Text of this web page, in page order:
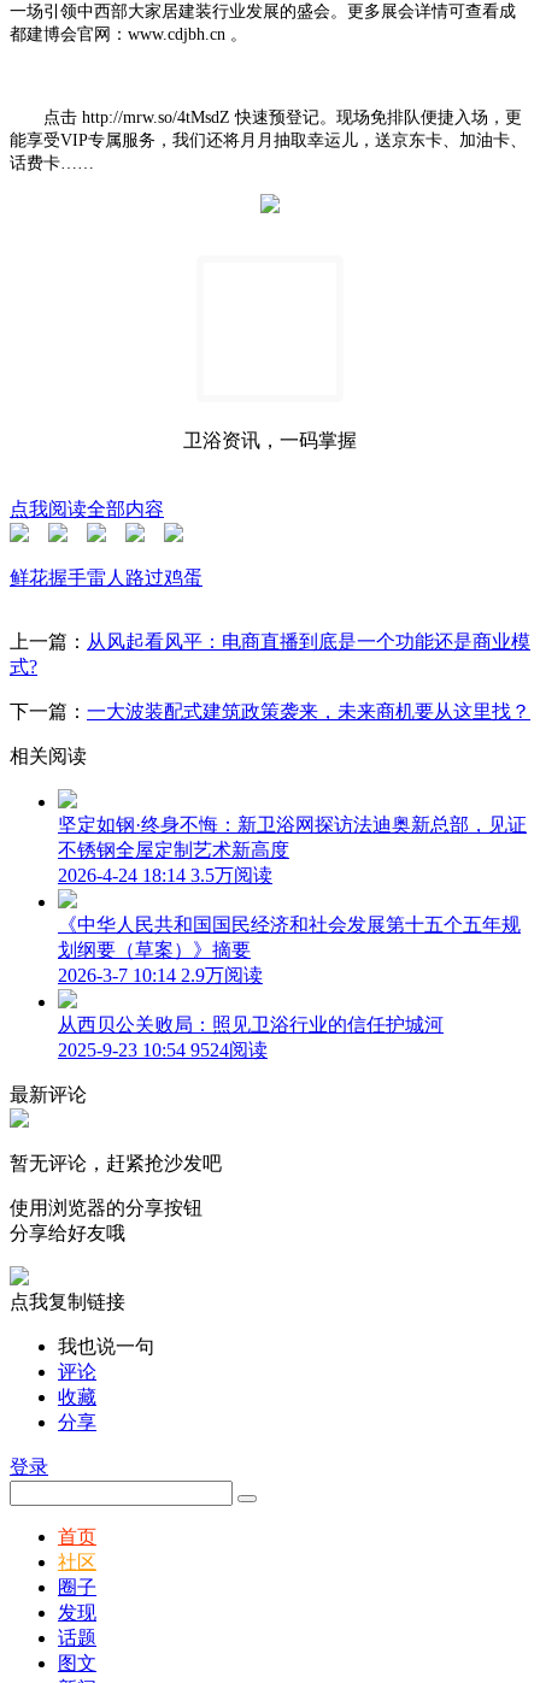
一场引领中西部大家居建装行业发展的盛会。更多展会详情可查看成
都建博会官网：www.cdjbh.cn 。
点击 http://mrw.so/4tMsdZ 快速预登记。 现场免排队便捷入场， 更
能享受VIP专属服务 ，我们还将月月抽取幸运儿，送京东卡、加油卡、
话费卡……
卫浴资讯，一码掌握
点我阅读全部内容
鲜花握手雷人 路过鸡蛋
上一篇： 从风起看风平：电商直播到底是一个功能还是商业模
式?
下一篇： 一大波装配式建筑政策袭来，未来商机要从这里找？
相关阅读
坚定如钢·终身不悔：新卫浴网探访法迪奥新总部，见证
不锈钢全屋定制艺术新高度
2026-4-24 18:14 3.5万阅读
《中华人民共和国国民经济和社会发展第十五个五年规
划纲要（草案）》摘要
2026-3-7 10:14 2.9万阅读
从西贝公关败局：照见卫浴行业的信任护城河
2025-9-23 10:54 9524阅读
最新评论
暂无评论，赶紧抢沙发吧
使用浏览器的分享按钮
分享给好友哦
点我复制链接
我也说一句
评论
收藏
分享
登录
首页
社区
圈子
发现
话题
图文